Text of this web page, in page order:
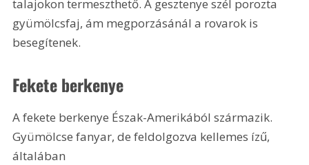
talajokon termeszthető. A gesztenye szél porozta
gyümölcsfaj, ám megporzásánál a rovarok is
besegítenek.
Fekete berkenye
A fekete berkenye Észak-Amerikából származik.
Gyümölcse fanyar, de feldolgozva kellemes ízű,
általában